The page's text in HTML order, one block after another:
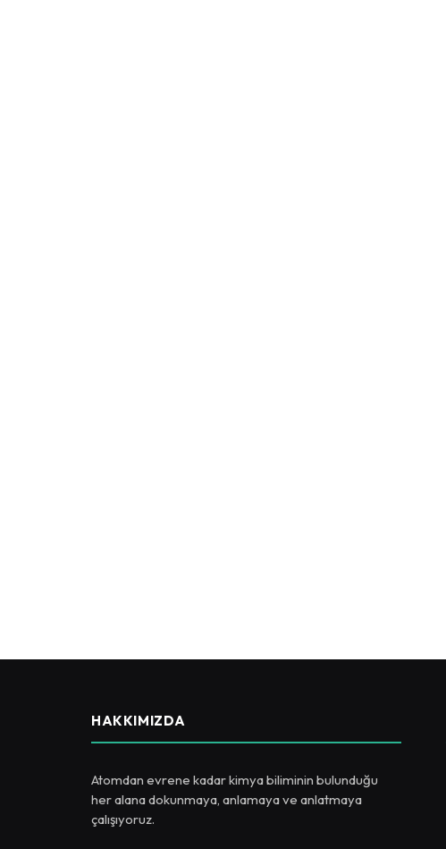
HAKKIMIZDA
Atomdan evrene kadar kimya biliminin bulunduğu
her alana dokunmaya, anlamaya ve anlatmaya
çalışıyoruz.